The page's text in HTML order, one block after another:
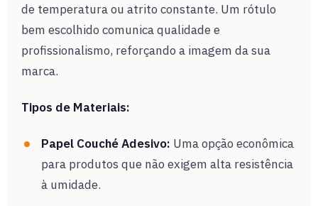
de temperatura ou atrito constante. Um rótulo
bem escolhido comunica qualidade e
profissionalismo, reforçando a imagem da sua
marca.
Tipos de Materiais:
Papel Couché Adesivo: Uma opção econômica
para produtos que não exigem alta resistência
à umidade.